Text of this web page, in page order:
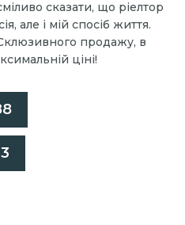
сказати, що ріелтор
але і мій спосіб життя.
продажу, в
ціні!